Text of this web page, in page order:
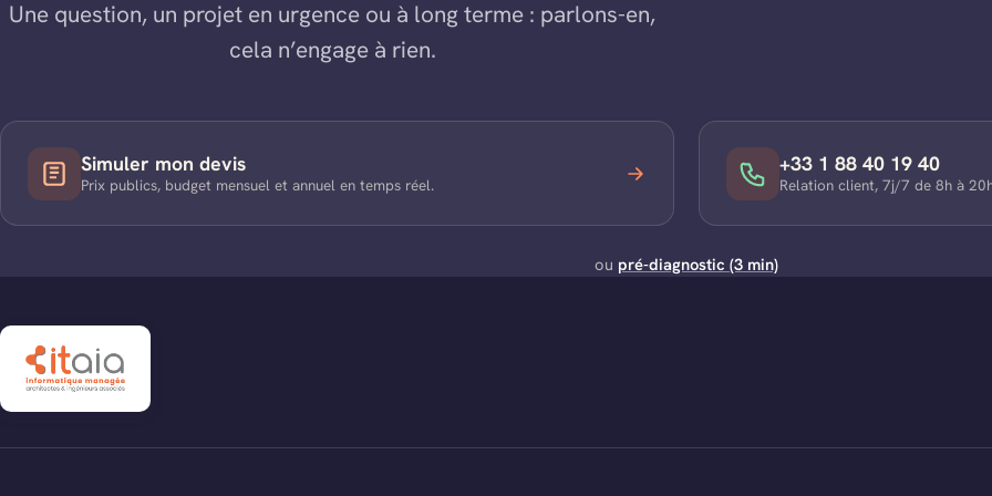
Une question, un projet en urgence ou à long terme : parlons-en,
cela n’engage à rien.
Simuler mon devis
Prix publics, budget mensuel et annuel en temps réel.
+33 1 88 40 19 40
Relation client, 7j/7 de 8h à
ou pré-diagnostic (3 min)